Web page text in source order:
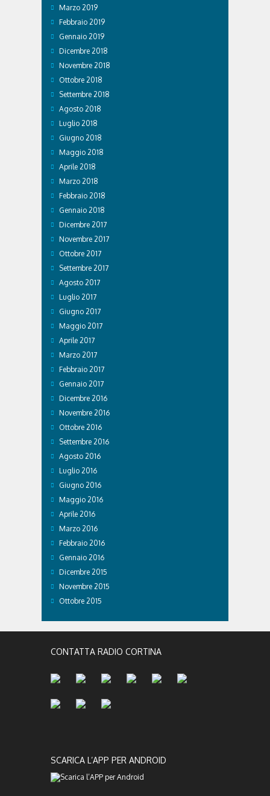
Marzo 2019
Febbraio 2019
Gennaio 2019
Dicembre 2018
Novembre 2018
Ottobre 2018
Settembre 2018
Agosto 2018
Luglio 2018
Giugno 2018
Maggio 2018
Aprile 2018
Marzo 2018
Febbraio 2018
Gennaio 2018
Dicembre 2017
Novembre 2017
Ottobre 2017
Settembre 2017
Agosto 2017
Luglio 2017
Giugno 2017
Maggio 2017
Aprile 2017
Marzo 2017
Febbraio 2017
Gennaio 2017
Dicembre 2016
Novembre 2016
Ottobre 2016
Settembre 2016
Agosto 2016
Luglio 2016
Giugno 2016
Maggio 2016
Aprile 2016
Marzo 2016
Febbraio 2016
Gennaio 2016
Dicembre 2015
Novembre 2015
Ottobre 2015
CONTATTA RADIO CORTINA
SCARICA L’APP PER ANDROID